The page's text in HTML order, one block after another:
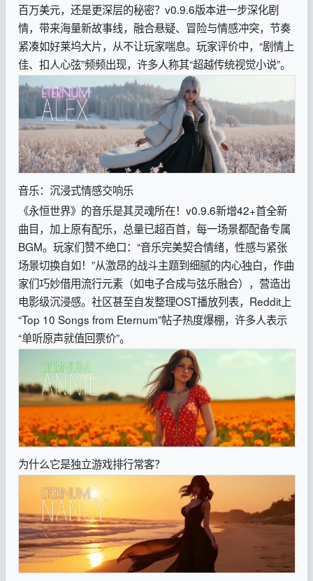
百万美元，还是更深层的秘密？v0.9.6版本进一步深化剧
情，带来海量新故事线，融合悬疑、冒险与情感冲突，节奏
紧凑如好莱坞大片，从不让玩家喘息。玩家评价中，“剧情上
佳、扣人心弦”频频出现，许多人称其“超越传统视觉小说”。
音乐：沉浸式情感交响乐
《永恒世界》的音乐是其灵魂所在！v0.9.6新增42+首全新
曲目，加上原有配乐，总量已超百首，每一场景都配备专属
BGM。玩家们赞不绝口：“音乐完美契合情绪，性感与紧张
场景切换自如！”从激昂的战斗主题到细腻的内心独白，作曲
家们巧妙借用流行元素（如电子合成与弦乐融合），营造出
电影级沉浸感。社区甚至自发整理OST播放列表，Reddit上
“Top 10 Songs from Eternum”帖子热度爆棚，许多人表示
“单听原声就值回票价”。
为什么它是独立游戏排行常客？